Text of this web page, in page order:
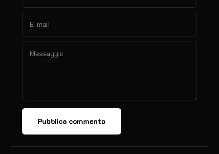
E-mail
Messaggio
Pubblica commento